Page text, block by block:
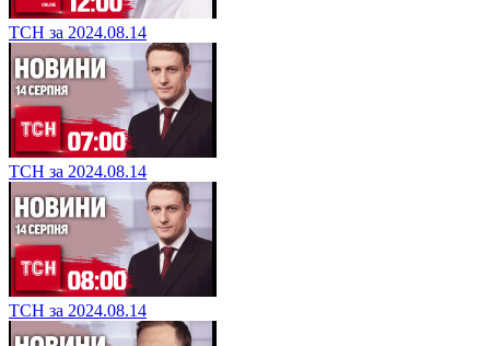
ТСН за 2024.08.14
ТСН за 2024.08.14
ТСН за 2024.08.14